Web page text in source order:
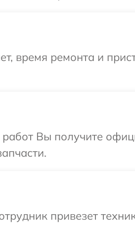
время ремонта и
работ Вы получите
привезет